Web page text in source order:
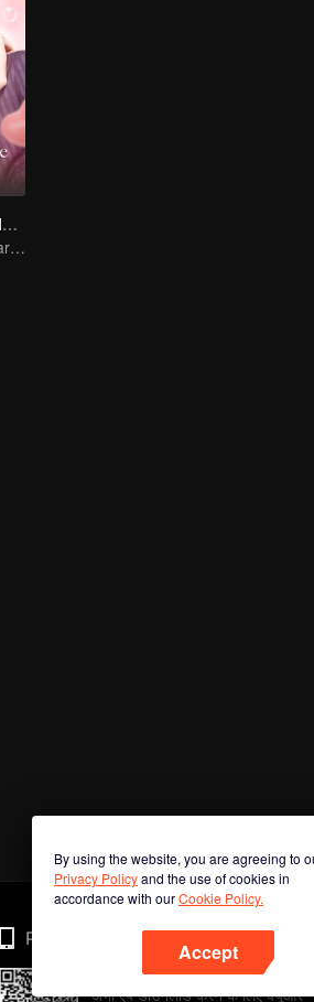
Love Start From Marriage
Love Start From Marriage
By using the website, you are agreeing to
Privacy Policyand the use of cookies in
accordance with ourCookie Policy.
Accept
Phone
अभी ऐप डाउनलोड करने के लिए क्यूआर